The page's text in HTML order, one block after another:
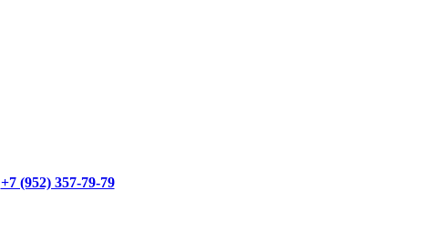
+7 (952) 357-79-79